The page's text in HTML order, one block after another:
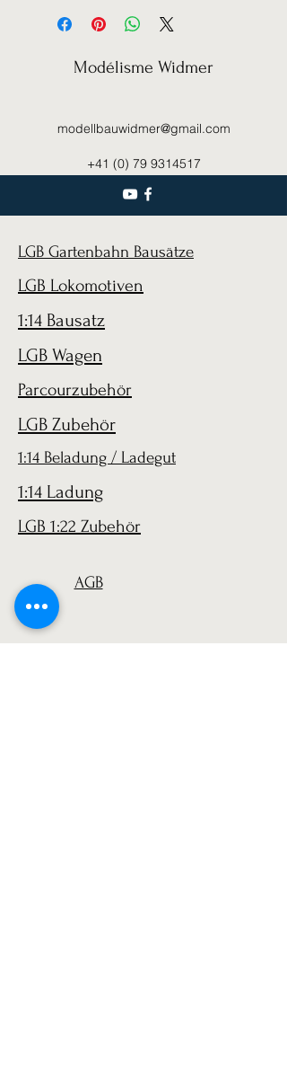
Modélisme Widmer
modellbauwidmer@gmail.com
+41 (0) 79 9314517
LGB Gartenbahn Bausätze
LGB Lokomotiven
1:14 Bausatz
LGB Wagen
Parcourzubehör
LGB Zubehör
1:14 Beladung / Ladegut
1:14 Ladung
LGB 1:22 Zubehör
AGB